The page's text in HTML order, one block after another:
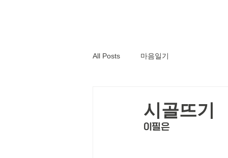
All Posts 마음일기
시골뜨기
이필은